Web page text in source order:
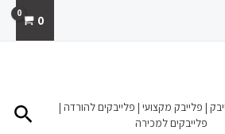
0
| פלייבק מקצועי | פלייבקים להורדה |
פלייבקים למכירה